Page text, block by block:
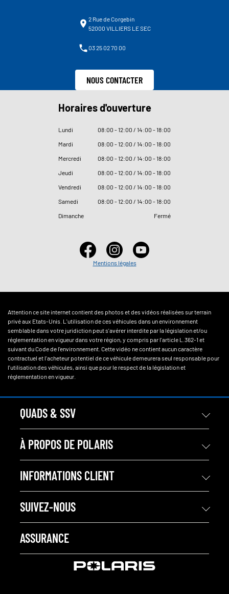
2 Rue de Corgebin
52000 VILLIERS LE SEC
03 25 02 70 00
NOUS CONTACTER
Horaires d'ouverture
Lundi 08:00 - 12:00 / 14:00 - 18:00
Mardi
08:00 - 12:00 / 14:00 - 18:00
Mercredi
08:00 - 12:00 / 14:00 - 18:00
Jeudi
08:00 - 12:00 / 14:00 - 18:00
Vendredi
08:00 - 12:00 / 14:00 - 18:00
Samedi
08:00 - 12:00 / 14:00 - 18:00
Dimanche
Fermé
Mentions légales
Attention ce site internet contient des photos et des vidéos réalisées sur terrain
privé aux Etats-Unis. L'utilisation de ces véhicules dans un environnement
semblable dans votre juridiction peut s'avérer interdite par la législation et/ou
réglementation en vigueur dans votre région, y compris par l'article L.362-1 et
suivant du Code de l'environnement. Cette vidéo ne contient aucun caractère
contractuel et l'acheteur potentiel de ce véhicule demeurera seul responsable pour
l'utilisation des véhicules, ainsi que pour le respect de la législation et
réglementation en vigueur.
QUADS & SSV
À PROPOS DE POLARIS
INFORMATIONS CLIENT
SUIVEZ-NOUS
ASSURANCE